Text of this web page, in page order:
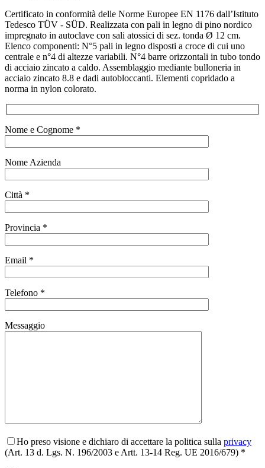
Certificato in conformità delle Norme Europee EN 1176 dall’Istituto
Tedesco TÜV - SÜD. Realizzata con pali in legno di pino nordico
impregnato in autoclave con sali atossici di sez. tonda Ø 12 cm.
Elenco componenti: N°5 pali in legno disposti a croce di cui uno
centrale e n°4 di altezze variabili. N°4 barre orizzontali in tubo tondo
di acciaio zincato a caldo. Assemblaggio mediante bulloneria in
acciaio zincato 8.8 e dadi autobloccanti. Elementi copridado a
norma in nylon colorato.
Nome e Cognome *
Nome Azienda
Città *
Provincia *
Email *
Telefono *
Messaggio
Ho preso visione e dichiaro di accettare la politica sulla privacy
(Art. 13 d. Lgs. N. 196/2003 e Artt. 13-14 Reg. UE 2016/679) *